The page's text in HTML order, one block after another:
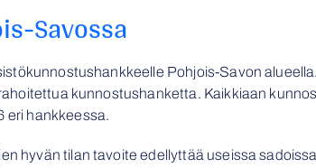
Savossa
Pohjois-Savon
kunnostushanketta. Kaikkiaan
eri hankkeessa.
hyvän tilan tavoite edellyttää useissa